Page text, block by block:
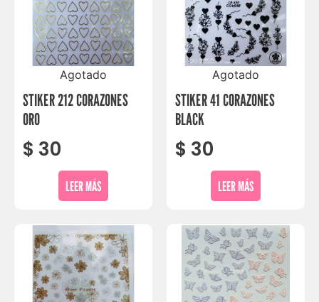
Agotado
STIKER 212 CORAZONES
ORO
$ 30
LEER MÁS
Agotado
STIKER 41 CORAZONES
BLACK
$ 30
LEER MÁS